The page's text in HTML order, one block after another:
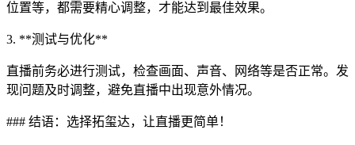
位置等，都需要精心调整，才能达到最佳效果。
3. **测试与优化**
直播前务必进行测试，检查画面、声音、网络等是否正常。发
现问题及时调整，避免直播中出现意外情况。
### 结语：选择拓玺达，让直播更简单！